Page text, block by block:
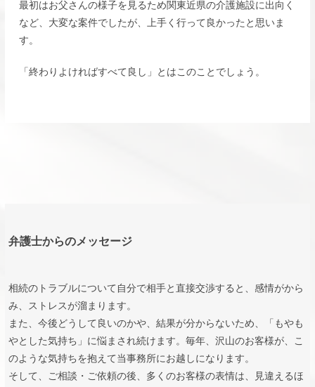
最初はお父さんの様子を見るため関東近県の介護施設に出向く
など、大変な案件でしたが、上手く行って良かったと思いま
す。
「終わりよければすべて良し」とはこのことでしょう。
弁護士からのメッセージ
相続のトラブルについて自分で相手と直接交渉すると、感情がから
み、ストレスが溜まります。
また、今後どうして良いのかや、結果が分からないため、「もやも
やとした気持ち」に悩まされ続けます。毎年、沢山のお客様が、こ
のような気持ちを抱えて当事務所にお越しになります。
そして、ご相談・ご依頼の後、多くのお客様の表情は、見違えるほ